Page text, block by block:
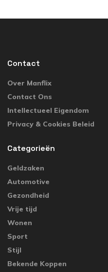
Contact
Over Manflix
Contact Ons
Intellectueel Eigendom
Privacy & Cookies Beleid
Categorieën
Geldzaken
Automotive
Gezondheid
Vrije tijd
Wonen
Sport
Stijl
Bekende Koppen